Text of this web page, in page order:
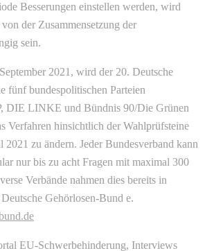
Besserungen einstellen werden, wird
der Zusammensetzung der
sein.
2021, wird der 20. Deutsche
fünf bundespolitischen Parteien
DIE LINKE und Bündnis 90/Die Grünen
Verfahren hinsichtlich der Wahlprüfsteine
2021 zu ändern. Jeder Bundesverband kann
nur bis zu acht Fragen mit maximal 300
Verbände nahmen dies bereits in
Gehörlosen-Bund e.
EU-Schwerbehinderung, Interviews